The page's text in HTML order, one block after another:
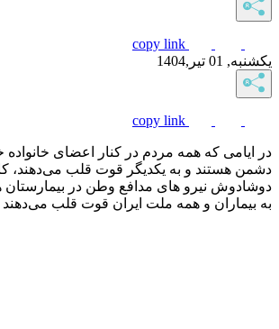
یکشنبه, 01 تیر,1404
در ایامی که همه مردم در کنار اعضای خانواده
دشمن هستند و به یکدیگر قوت قلب می‌دهند،
دوشادوش نیرو های مدافع وطن در بیمارستان ها
به بیماران و همه ملت ایران قوت قلب می‌دهند